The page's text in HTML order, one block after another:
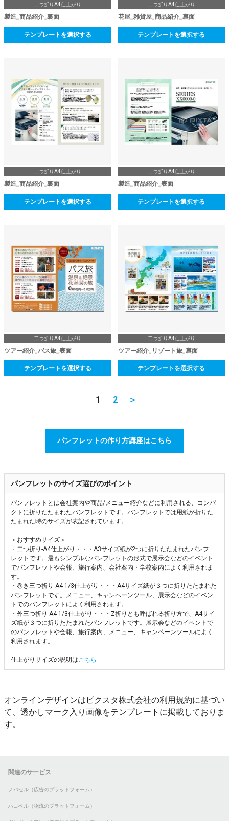
二つ折りA4仕上がり
製造_商品紹介_裏面
テンプレートを選択する
二つ折りA4仕上がり
花屋_雑貨屋_商品紹介_裏面
テンプレートを選択する
二つ折りA4仕上がり
製造_商品紹介_裏面
テンプレートを選択する
二つ折りA4仕上がり
製造_商品紹介_表面
テンプレートを選択する
二つ折りA4仕上がり
ツアー紹介_バス旅_表面
テンプレートを選択する
二つ折りA4仕上がり
ツアー紹介_リゾート旅_裏面
テンプレートを選択する
1 2 ＞
パンフレットの作り方講座はこちら
パンフレットのサイズ選びのポイント
パンフレットとは会社案内や商品/メニュー紹介などに利用される、コンパ
クトに折りたたまれたパンフレットです。パンフレットでは用紙が折りた
たまれた時のサイズが表記されています。
＜おすすめサイズ＞
・二つ折り-A4仕上がり・・・A3サイズ紙が2つに折りたたまれたパンフ
レットです。最もシンプルなパンフレットの形式で展示会などのイベント
でパンフレットや会報、旅行案内、会社案内・学校案内によく利用されま
す。
・巻き三つ折り-A4 1/3仕上がり・・・A4サイズ紙が３つに折りたたまれた
パンフレットです。メニュー、キャンペーンツール、展示会などのイベン
トでのパンフレットによく利用されます。
・外三つ折り-A4 1/3仕上がり・・・Z折りとも呼ばれる折り方で、A4サイ
ズ紙が３つに折りたたまれたパンフレットです。展示会などのイベントで
のパンフレットや会報、旅行案内、メニュー、キャンペーンツールによく
利用されます。
仕上がりサイズの説明はこちら
オンラインデザインはピクスタ株式会社の利用規約に基づい
て、透かしマーク入り画像をテンプレートに掲載しておりま
す。
関連のサービス
ノバセル（広告のプラットフォーム）
ハコベル（物流のプラットフォーム）